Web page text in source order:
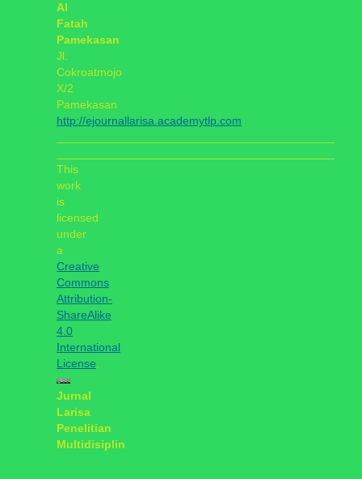
Al
Fatah
Pamekasan
Jl.
Cokroatmojo
X/2
Pamekasan
http://ejournallarisa.academytlp.com
This
work
is
licensed
under
a
Creative
Commons
Attribution-
ShareAlike
4.0
International
License
Jurnal
Larisa
Penelitian
Multidisiplin